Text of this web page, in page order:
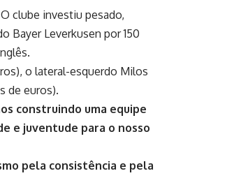
clube investiu pesado,
Bayer Leverkusen por 150
o lateral-esquerdo Milos
de euros).
construindo uma equipe
e juventude para o nosso
pela consistência e pela